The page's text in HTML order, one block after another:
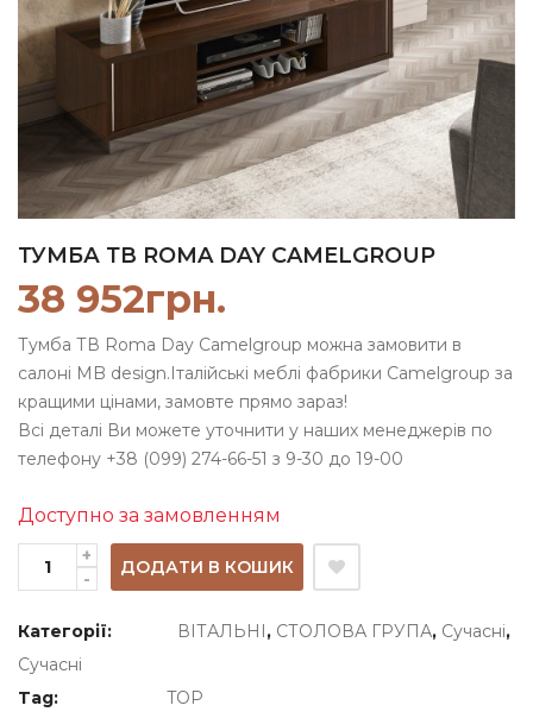
ТУМБА ТВ ROMA DAY CAMELGROUP
38 952грн.
Тумба ТВ Roma Day Camelgroup можна замовити в
салоні MB design.Італійські меблі фабрики Camelgroup за
кращими цінами, замовте прямо зараз!
Всі деталі Ви можете уточнити у наших менеджерів по
телефону +38 (099) 274-66-51 з 9-30 до 19-00
Доступно за замовленням
ДОДАТИ В КОШИК
Категорії: ВІТАЛЬНІ, СТОЛОВА ГРУПА, Сучасні,
Сучасні
Tag:
TOP